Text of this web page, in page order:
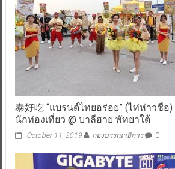
泰好吃 “แบรนด์ไทยอร่อย” (ไท่ห่าวชื
นักท่องเที่ยว @ บาลีฮาย พัทยาใต้
October 11, 2019 กองบรรณาธิการ 0